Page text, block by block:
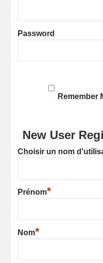
Password
Remember
New User
Choisir un nom
Prénom*
Nom*